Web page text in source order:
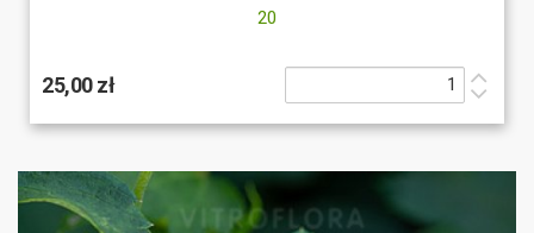
20
25,00 zł